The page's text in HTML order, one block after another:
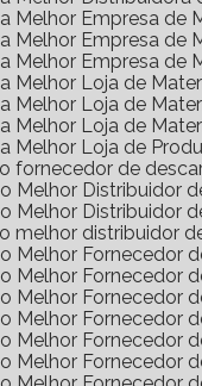
a Melhor Empresa
a Melhor Empresa
a Melhor Empresa
a Melhor Loja de
a Melhor Loja de
a Melhor Loja de
a Melhor Loja de
o fornecedor de
o Melhor Distribuidor
o Melhor Distribuidor
o melhor distribuidor
o Melhor Fornecedor
o Melhor Fornecedor
o Melhor Fornecedor
o Melhor Fornecedor
o Melhor Fornecedor
o Melhor Fornecedor